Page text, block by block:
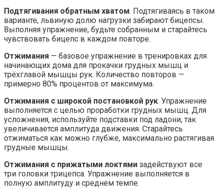
Подтягивания обратным хватом. Подтягиваясь в таком
варианте, львиную долю нагрузки забирают бицепсы.
Выполняя упражнение, будьте собранным и старайтесь
чувствовать бицепс в каждом повторе.
Отжимания — базовое упражнение в тренировках для
начинающих дома для прокачки грудных мышц и
трёхглавой мышцы рук. Количество повторов —
примерно 80% процентов от максимума.
Отжимания с широкой постановкой рук. Упражнение
выполняется с целью проработки грудных мышц. Для
усложнения, используйте подставки под ладони, так
увеличивается амплитуда движения. Старайтесь
отжиматься как можно глубже, максимально растягивая
грудные мышцы.
Отжимания с прижатыми локтями задействуют все
три головки трицепса. Упражнение выполняется в
полную амплитуду и среднем темпе.